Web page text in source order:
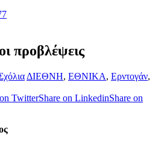
προβλέψεις
ΔΙΕΘΝΗ, ΕΘΝΙΚΑ, Ερντογάν,
TwitterShare on LinkedinShare on